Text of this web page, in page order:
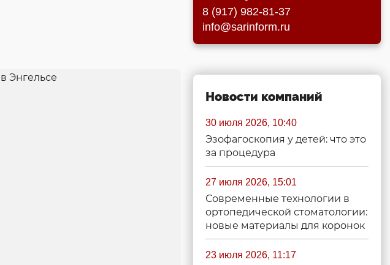
8 (917) 982-81-37
info@sarinform.ru
Новости компаний
30 июля 2026, 10:40
Эзофагоскопия у детей: что это
за процедура
27 июля 2026, 15:01
Современные технологии в
ортопедической стоматологии:
новые материалы для коронок
23 июля 2026, 11:17